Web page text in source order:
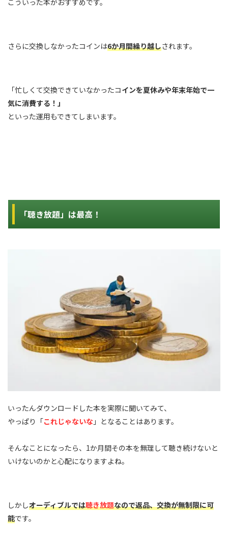
さらに交換しなかったコインは6か月間繰り越しされます。
「忙しくて交換できていなかったコインを夏休みや年末年始で一
気に消費する！」
といった運用もできてしまいます。
「聴き放題」は最高！
いったんダウンロードした本を実際に聞いてみて、
やっぱり「これじゃないな 」となることはあります。
そんなことになったら、1か月間その本を無理して聴き続けないと
いけないのかと心配になりますよね。
しかしオーディブルでは聴き放題なので返品、交換が無制限に可
能です。